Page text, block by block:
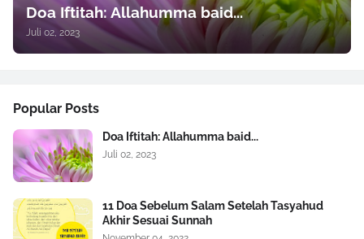
Doa Iftitah: Allahumma baid...
Juli 02, 2023
Popular Posts
Doa Iftitah: Allahumma baid...
Juli 02, 2023
11 Doa Sebelum Salam Setelah Tasyahud
Akhir Sesuai Sunnah